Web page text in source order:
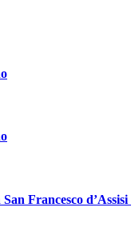
Francesco d’Assisi